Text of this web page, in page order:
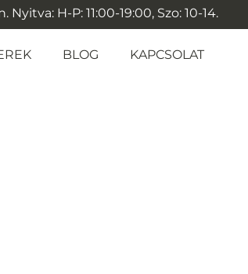
H-P: 11:00-19:00, Szo: 10-14.
BLOG KAPCSOLAT